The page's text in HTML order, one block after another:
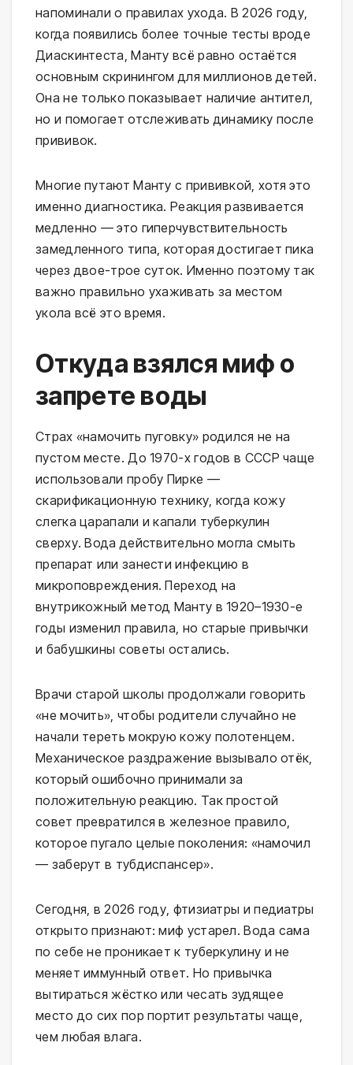
напоминали о правилах ухода. В 2026 году,
когда появились более точные тесты вроде
Диаскинтеста, Манту всё равно остаётся
основным скринингом для миллионов детей.
Она не только показывает наличие антител,
но и помогает отслеживать динамику после
прививок.
Многие путают Манту с прививкой, хотя это
именно диагностика. Реакция развивается
медленно — это гиперчувствительность
замедленного типа, которая достигает пика
через двое-трое суток. Именно поэтому так
важно правильно ухаживать за местом
укола всё это время.
Откуда взялся миф о
запрете воды
Страх «намочить пуговку» родился не на
пустом месте. До 1970-х годов в СССР чаще
использовали пробу Пирке —
скарификационную технику, когда кожу
слегка царапали и капали туберкулин
сверху. Вода действительно могла смыть
препарат или занести инфекцию в
микроповреждения. Переход на
внутрикожный метод Манту в 1920–1930-е
годы изменил правила, но старые привычки
и бабушкины советы остались.
Врачи старой школы продолжали говорить
«не мочить», чтобы родители случайно не
начали тереть мокрую кожу полотенцем.
Механическое раздражение вызывало отёк,
который ошибочно принимали за
положительную реакцию. Так простой
совет превратился в железное правило,
которое пугало целые поколения: «намочил
— заберут в тубдиспансер».
Сегодня, в 2026 году, фтизиатры и педиатры
открыто признают: миф устарел. Вода сама
по себе не проникает к туберкулину и не
меняет иммунный ответ. Но привычка
вытираться жёстко или чесать зудящее
место до сих пор портит результаты чаще,
чем любая влага.